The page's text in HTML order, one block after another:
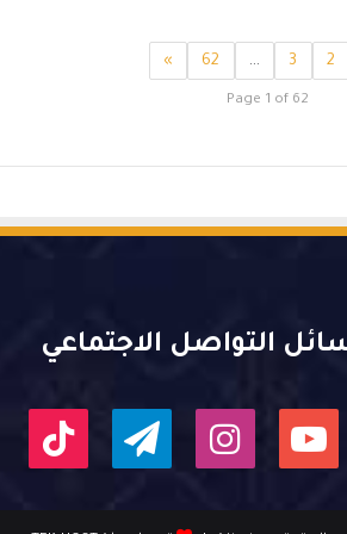
2
3
…
62
»
Page 1 of 62
التواصل الاجتماعي
يوتيوب انستقرامتيلقرام